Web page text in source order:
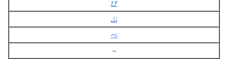
び
ぶ
べ
–